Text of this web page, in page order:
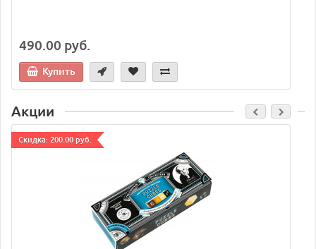
490.00 руб.
Купить
Акции
Cкидка: 200.00 руб.